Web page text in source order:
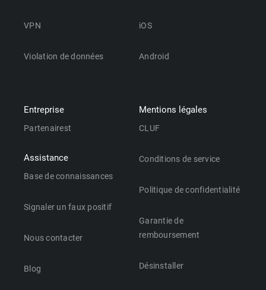
VPN
Violation de données
iOS
Android
Entreprise
Partenairest
Assistance
Base de connaissances
Signaler un faux positif
Nous contacter
Blog
Mentions légales
CLUF
Conditions de service
Politique de confidentialité
Garantie de
remboursement
Désinstaller